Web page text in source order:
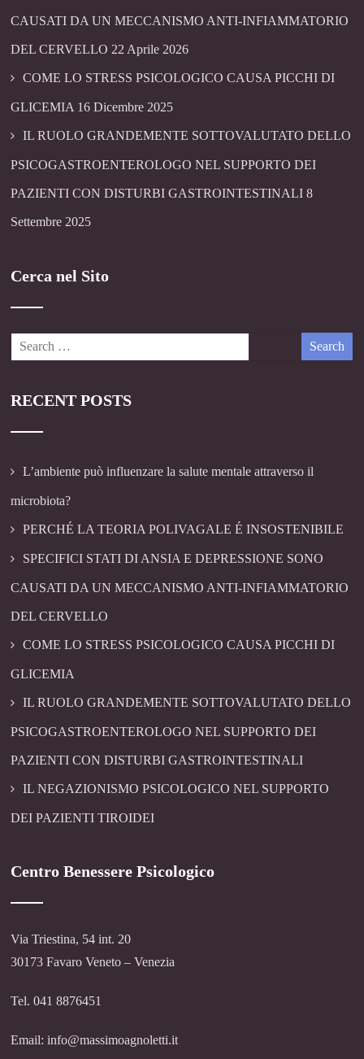
CAUSATI DA UN MECCANISMO ANTI-INFIAMMATORIO
DEL CERVELLO 22 Aprile 2026
COME LO STRESS PSICOLOGICO CAUSA PICCHI DI
GLICEMIA 16 Dicembre 2025
IL RUOLO GRANDEMENTE SOTTOVALUTATO DELLO
PSICOGASTROENTEROLOGO NEL SUPPORTO DEI
PAZIENTI CON DISTURBI GASTROINTESTINALI 8
Settembre 2025
Cerca nel Sito
RECENT POSTS
L’ambiente può influenzare la salute mentale attraverso il
microbiota?
PERCHÉ LA TEORIA POLIVAGALE É INSOSTENIBILE
SPECIFICI STATI DI ANSIA E DEPRESSIONE SONO
CAUSATI DA UN MECCANISMO ANTI-INFIAMMATORIO
DEL CERVELLO
COME LO STRESS PSICOLOGICO CAUSA PICCHI DI
GLICEMIA
IL RUOLO GRANDEMENTE SOTTOVALUTATO DELLO
PSICOGASTROENTEROLOGO NEL SUPPORTO DEI
PAZIENTI CON DISTURBI GASTROINTESTINALI
IL NEGAZIONISMO PSICOLOGICO NEL SUPPORTO
DEI PAZIENTI TIROIDEI
Centro Benessere Psicologico
Via Triestina, 54 int. 20
30173 Favaro Veneto – Venezia
Tel. 041 8876451
Email: info@massimoagnoletti.it